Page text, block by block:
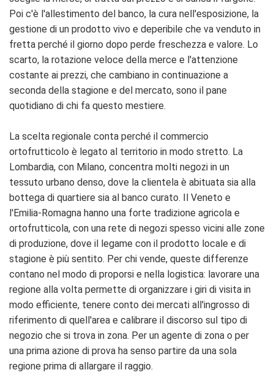
Poi c'è l'allestimento del banco, la cura nell'esposizione, la
gestione di un prodotto vivo e deperibile che va venduto in
fretta perché il giorno dopo perde freschezza e valore. Lo
scarto, la rotazione veloce della merce e l'attenzione
costante ai prezzi, che cambiano in continuazione a
seconda della stagione e del mercato, sono il pane
quotidiano di chi fa questo mestiere.
La scelta regionale conta perché il commercio
ortofrutticolo è legato al territorio in modo stretto. La
Lombardia, con Milano, concentra molti negozi in un
tessuto urbano denso, dove la clientela è abituata sia alla
bottega di quartiere sia al banco curato. Il Veneto e
l'Emilia-Romagna hanno una forte tradizione agricola e
ortofrutticola, con una rete di negozi spesso vicini alle zone
di produzione, dove il legame con il prodotto locale e di
stagione è più sentito. Per chi vende, queste differenze
contano nel modo di proporsi e nella logistica: lavorare una
regione alla volta permette di organizzare i giri di visita in
modo efficiente, tenere conto dei mercati all'ingrosso di
riferimento di quell'area e calibrare il discorso sul tipo di
negozio che si trova in zona. Per un agente di zona o per
una prima azione di prova ha senso partire da una sola
regione prima di allargare il raggio.